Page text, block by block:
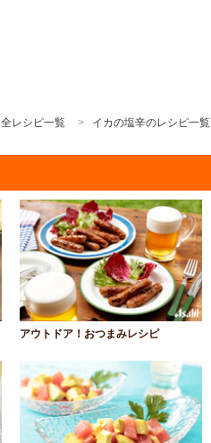
全レシピ一覧 イカの塩辛のレシピ一覧
アウトドア！おつまみレシピ